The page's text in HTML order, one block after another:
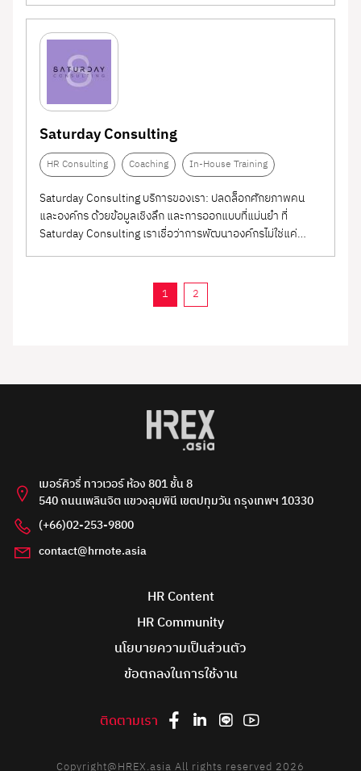
Saturday Consulting
HR Consulting Coaching In-House Training
Saturday Consulting บริการของเรา: ปลดล็อกศักยภาพคน
และองค์กร ด้วยข้อมูลเชิงลึก และการออกแบบที่แม่นยำ ที่
Saturday Consulting เราเชื่อว่าการพัฒนาองค์กรไม่ใช่แค่
“กิจกรรม HR” แต่คือ “การขับเคลื่อนกลยุทธ์ของทั้งองค์กร”
กลยุทธ์และกระบวนการผ่าน Culture transformation...
1 2
เมอร์คิวรี่ ทาวเวอร์ ห้อง 801 ชั้น 8
540 ถนนเพลินจิต แขวงลุมพินี เขตปทุมวัน กรุงเทพฯ 10330
(+66)02-253-9800
contact@hrnote.asia
HR Content
HR Community
นโยบายความเป็นส่วนตัว
ข้อตกลงในการใช้งาน
ติดตามเรา
Copyright@HREX.asia All rights reserved 2026